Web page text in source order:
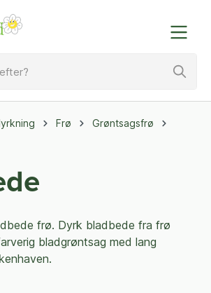
Frø
Grøntsagsfrø
frø. Dyrk bladbede fra frø
bladgrøntsag med lang